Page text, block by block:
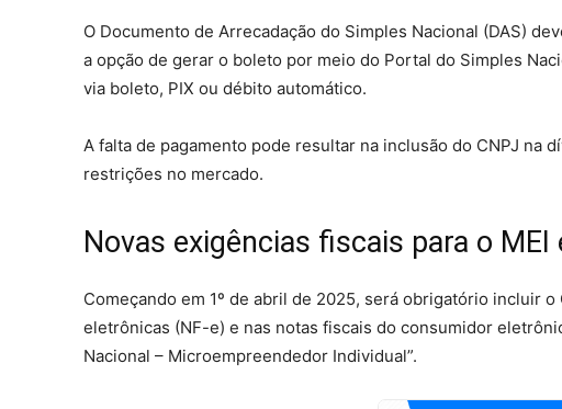
O Documento de Arrecadação do Simples Nacional (DAS)
a opção de gerar o boleto por meio do Portal do Simples
via boleto, PIX ou débito automático.
A falta de pagamento pode resultar na inclusão do CNPJ na
restrições no mercado.
Novas exigências fiscais para o
Começando em 1º de abril de 2025, será obrigatório incluir
eletrônicas (NF-e) e nas notas fiscais do consumidor
Nacional – Microempreendedor Individual”.